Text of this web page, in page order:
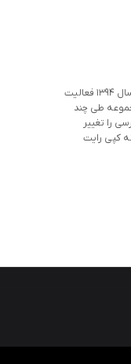
فونت ایران یک فروشگاه فونت فارسی است، که در سال ۱۳۹۴ فعالیت
طی چند
را تغییر
کپی رایت